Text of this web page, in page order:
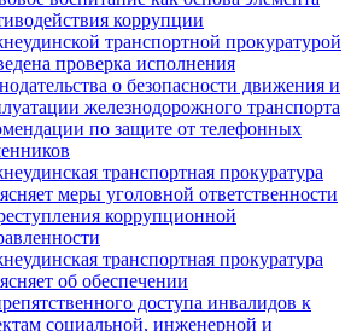
коррупции
транспортной прокуратурой
проверка исполнения
о безопасности движения и
железнодорожного транспорта
по защите от телефонных
транспортная прокуратура
меры уголовной ответственности
коррупционной
транспортная прокуратура
об обеспечении
доступа инвалидов к
социальной, инженерной и